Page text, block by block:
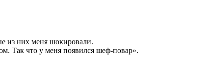
из них меня шокировали.
Так что у меня появился шеф-повар».